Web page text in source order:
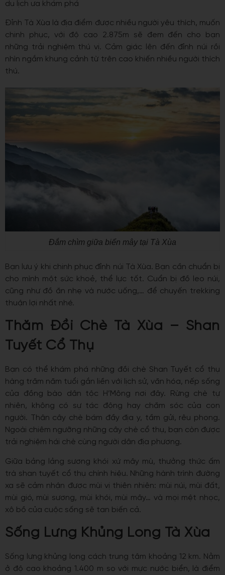
du lịch ưa khám phá
Đỉnh Tà Xùa là địa điểm được nhiều người yêu thích, muốn
chinh phục, với độ cao 2.875m sẽ đem đến cho bạn
những trải nghiệm thú vị. Cảm giác lên đến đỉnh núi rồi
nhìn ngắm khung cảnh từ trên cao khiến nhiều người thích
thú.
Đắm chìm giữa biển mây tại Tà Xùa
Bạn lưu ý khi chinh phục đỉnh núi Tà Xùa. Bạn cần chuẩn bị
cho mình một sức khoẻ, thể lực tốt. Cuẩn bị đồ leo núi,
cũng như đồ ăn nhẹ và nước uống,… để chuyến trekking
thuận lợi nhất nhé.
Thăm Đồi Chè Tà Xùa – Shan
Tuyết Cổ Thụ
Bạn có thể khám phá những đồi chè Shan Tuyết cổ thụ
hàng trăm năm tuổi gắn liền với lịch sử, văn hóa, nếp sống
của đồng bào dân tộc H’Mông nơi đây. Rừng chè tự
nhiên, không có sự tác động hay chăm sóc của con
người. Thân cây chè bám đầy địa y, tầm gửi, rêu phong.
Ngoài chiêm ngưỡng những cây chè cổ thụ, bạn còn được
trải nghiệm hái chè cùng người dân địa phương.
Giữa bảng lảng sương khói xứ mây mù, thưởng thức ấm
trà shan tuyết cổ thụ chính hiệu. Những hành trình đường
xa sẽ cảm nhận được mùi vị thiên nhiên: mùi núi, mùi đất,
mùi gió, mùi sương, mùi khói, mùi mây… và mọi mệt nhọc,
xô bồ của cuộc sống sẽ tan biến cả.
Sống Lưng Khủng Long Tà Xùa
Sống lưng khủng long cách trung tâm khoảng 12 km. Nằm
ở độ cao khoảng 1.400 m so với mực nước biển, là điểm